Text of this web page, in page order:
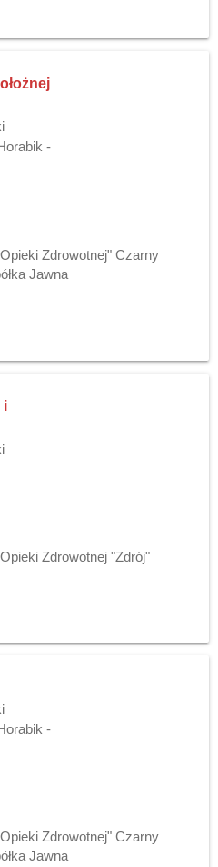
-
Zdrowotnej" Czarny
Jawna
i
Zdrowotnej "Zdrój"
-
Zdrowotnej" Czarny
Jawna